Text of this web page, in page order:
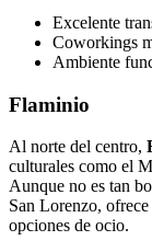
Excelente
Coworkings
Ambiente
Flaminio
Al norte del centro,
culturales como el
Aunque no es tan
San Lorenzo,
opciones de ocio.